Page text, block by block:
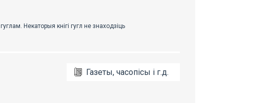
Газеты, часопісы і г.д.